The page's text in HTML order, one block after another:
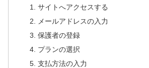
サイトへアクセスする
メールアドレスの入力
保護者の登録
プランの選択
支払方法の入力